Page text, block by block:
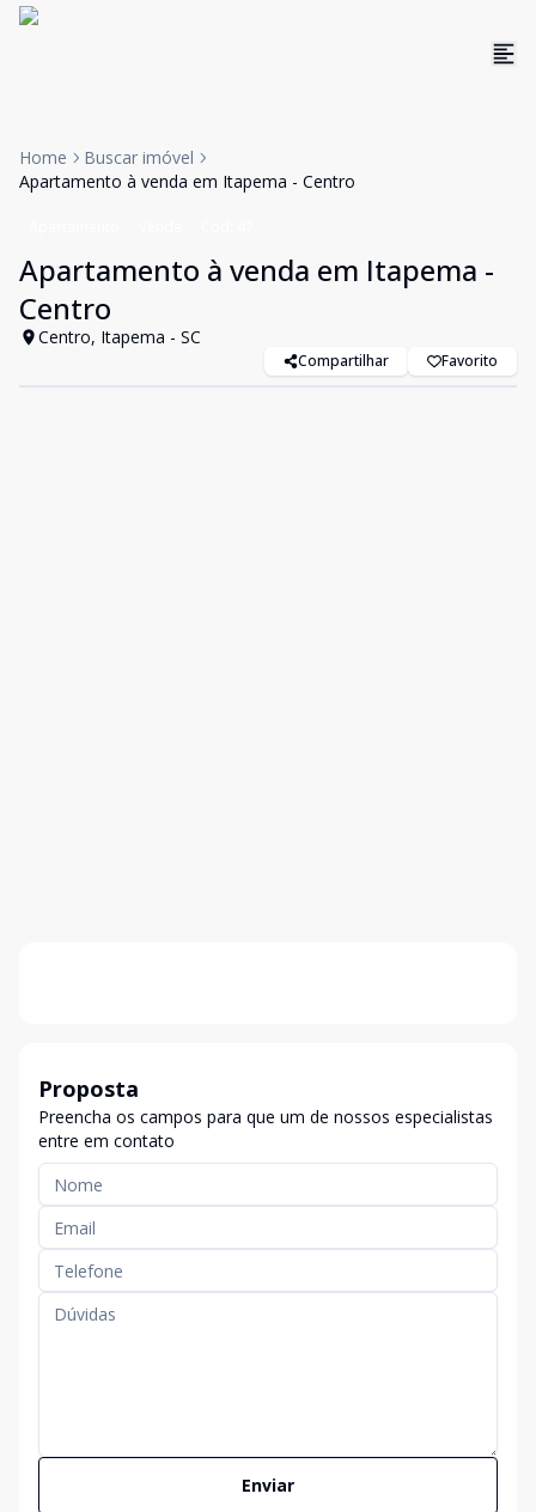
Home
Buscar imóvel
Apartamento à venda em Itapema - Centro
Apartamento à venda em Itapema -
Centro
Centro, Itapema - SC
Compartilhar Favorito
Proposta
Preencha os campos para que um de nossos especialistas
entre em contato
Enviar